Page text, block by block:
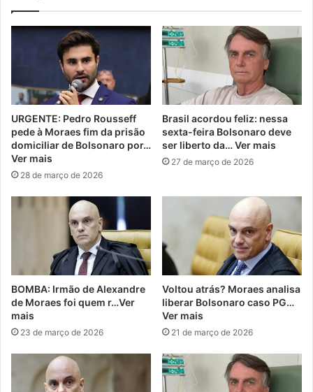
URGENTE: Pedro Rousseff
pede à Moraes fim da prisão
domiciliar de Bolsonaro por…
Ver mais
28 de março de 2026
Brasil acordou feliz: nessa
sexta-feira Bolsonaro deve
ser liberto da… Ver mais
27 de março de 2026
BOMBA: Irmão de Alexandre
de Moraes foi quem r…Ver
mais
23 de março de 2026
Voltou atrás? Moraes analisa
liberar Bolsonaro caso PG…
Ver mais
21 de março de 2026